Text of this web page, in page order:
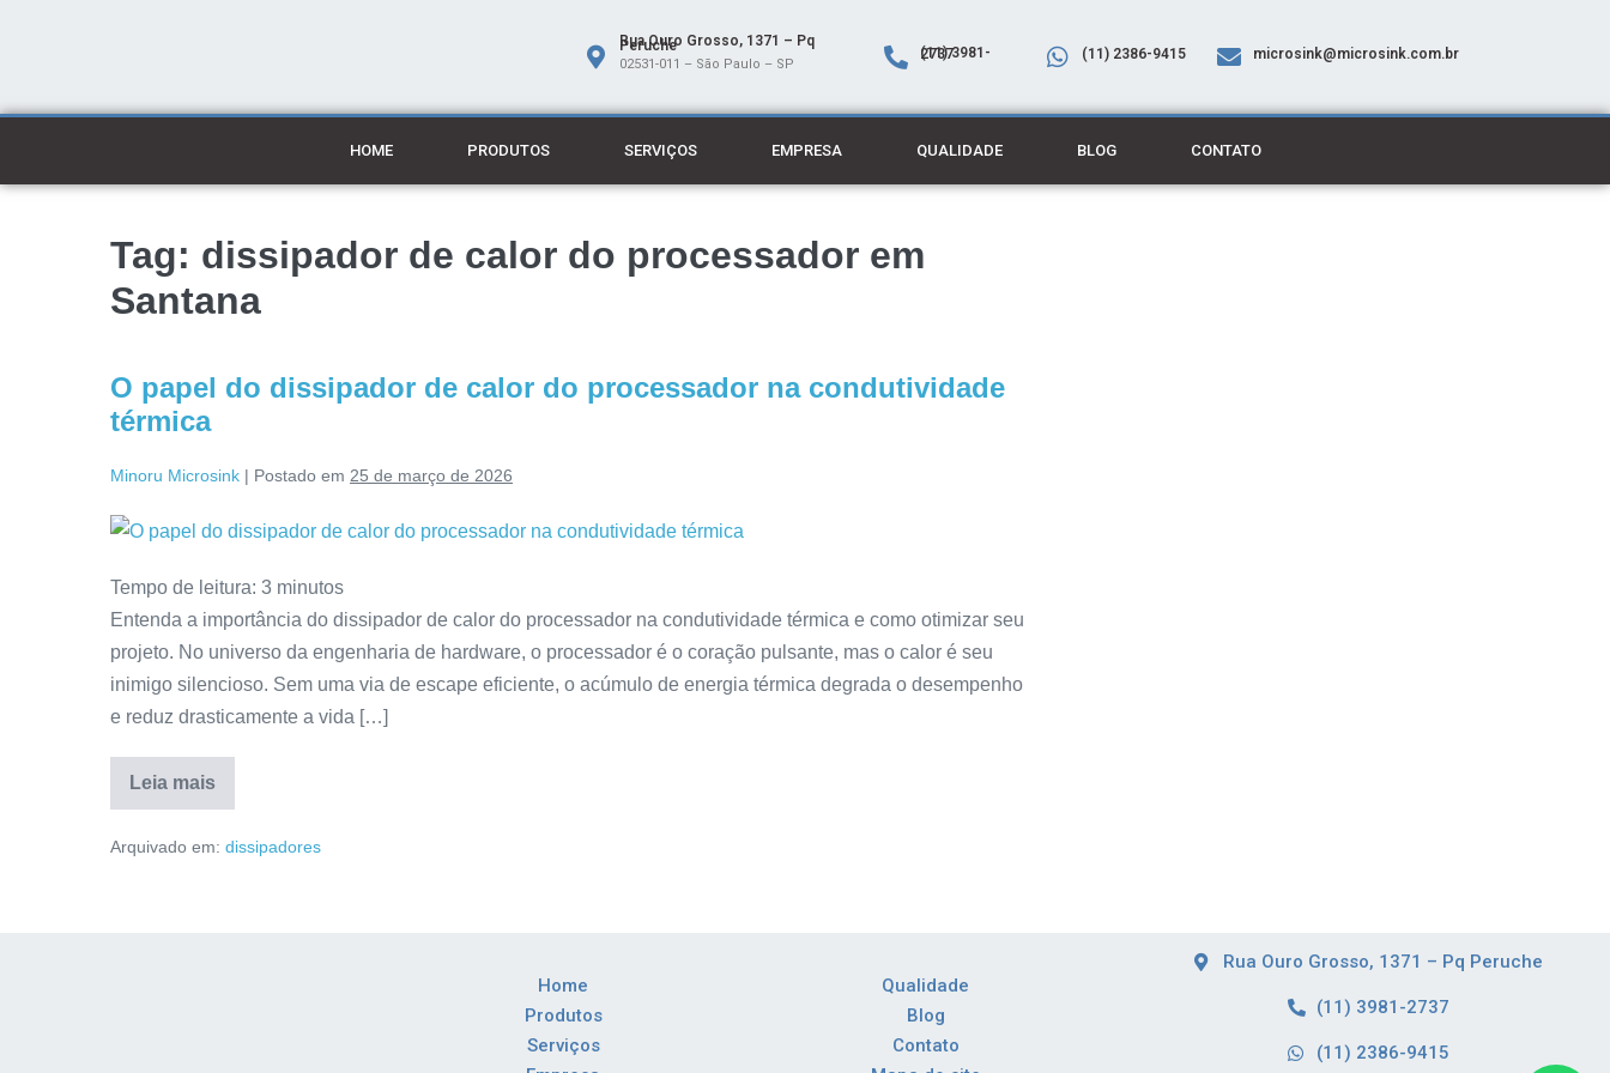
Rua Ouro Grosso, 1371 – Pq
Peruche
02531-011 – São Paulo – SP
(11) 3981-2737 (11) 2386-9415 microsink@microsink.com.br
HOME PRODUTOS SERVIÇOS EMPRESA QUALIDADE BLOG CONTATO
Tag: dissipador de calor do processador em
Santana
O papel do dissipador de calor do processador na condutividade
térmica
Minoru Microsink | Postado em 25 de março de 2026
Tempo de leitura: 3 minutos
Entenda a importância do dissipador de calor do processador na condutividade térmica e como otimizar seu
projeto. No universo da engenharia de hardware, o processador é o coração pulsante, mas o calor é seu
inimigo silencioso. Sem uma via de escape eficiente, o acúmulo de energia térmica degrada o desempenho
e reduz drasticamente a vida […]
Leia mais
Arquivado em: dissipadores
Home
Produtos
Serviços
Qualidade
Blog
Contato
Rua Ouro Grosso, 1371 – Pq Peruche
(11) 3981-2737
(11) 2386-9415